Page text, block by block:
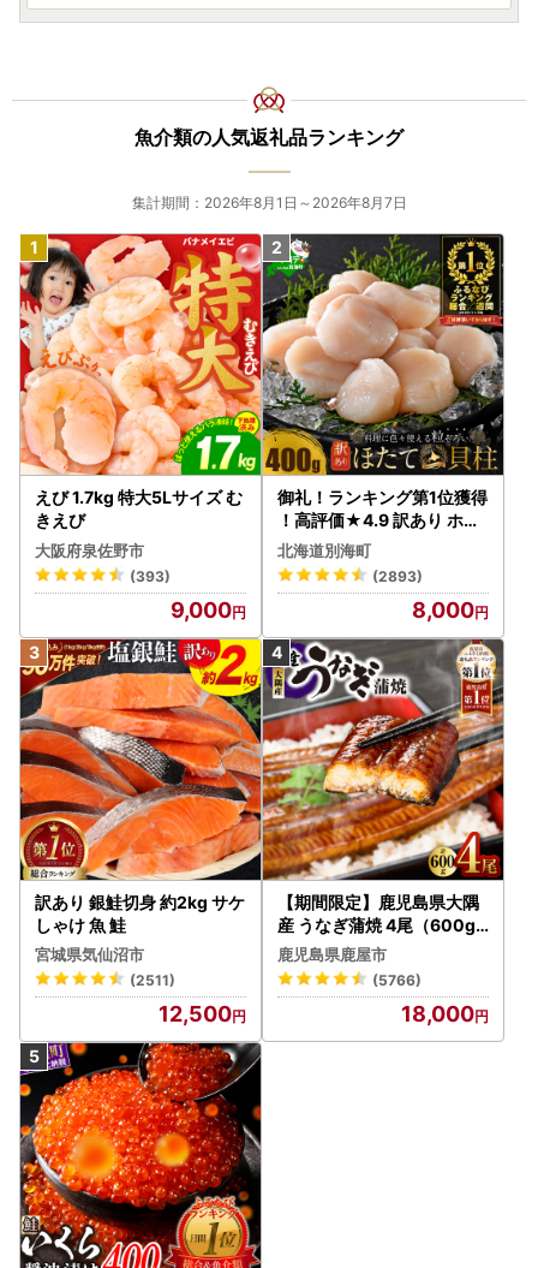
魚介類の人気返礼品ランキング
集計期間：2026年8月1日～2026年8月7日
えび 1.7kg 特大5Lサイズ む
きえび
大阪府泉佐野市
(393)
9,000
御礼！ランキング第1位獲得
！高評価★4.9 訳あり ホタ
テ 400g（ほたて 帆立 貝柱
冷凍 ）
北海道別海町
(2893)
8,000
訳あり 銀鮭切身 約2kg サケ
しゃけ 魚 鮭
宮城県気仙沼市
(2511)
12,500
【期間限定】鹿児島県大隅
産 うなぎ蒲焼 4尾（600g
） KN007-004-04-cp18
うなぎ 鰻 魚 惣菜 総菜
鹿児島県鹿屋市
(5766)
18,000